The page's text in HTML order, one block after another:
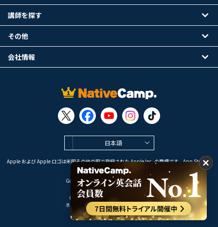
日本語
Apple および Apple ロゴは米国その他の国で登録された Apple Inc. の商標です。App Store は
Apple Inc. のサービスマークです。
Google Play は Google LLC の商標です。
Copyright © 2026 オンライン英会話
ネイティブキャンプ All Rights Reserved.
講師を探す
その他
会社情報